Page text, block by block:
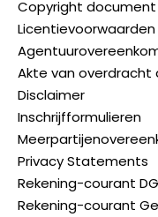
Copyright document
Licentievoorwaarden
Akte van
Disclaimer
Inschrijfformulieren
Privacy Statements
Rekening-courant
Rekening-courant